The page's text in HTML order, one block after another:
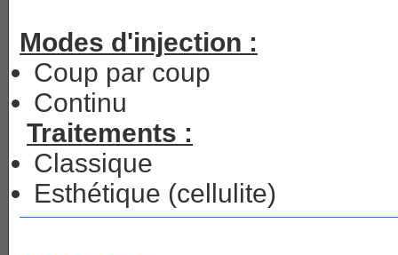
Modes d'injection :
Coup par coup
Continu
Traitements :
Classique
Esthétique (cellulite)